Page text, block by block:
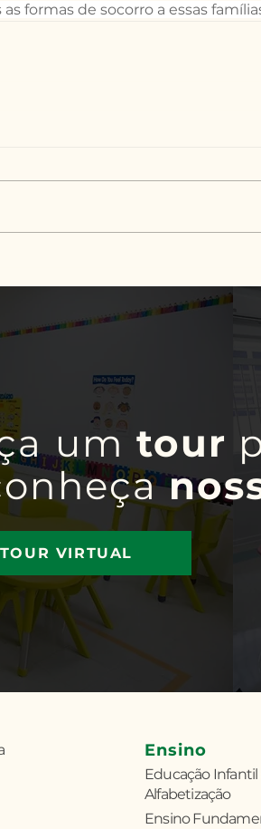
formas de socorro a essas
um tour
TOUR VIRTUAL
Ensino
Educação Infantil
Alfabetização
Ensino